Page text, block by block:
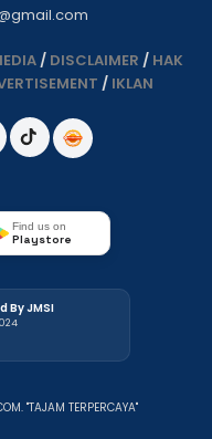
/ DISCLAIMER / HAK
/ IKLAN
Find us on
Playstore
By JMSI
"TAJAM TERPERCAYA"